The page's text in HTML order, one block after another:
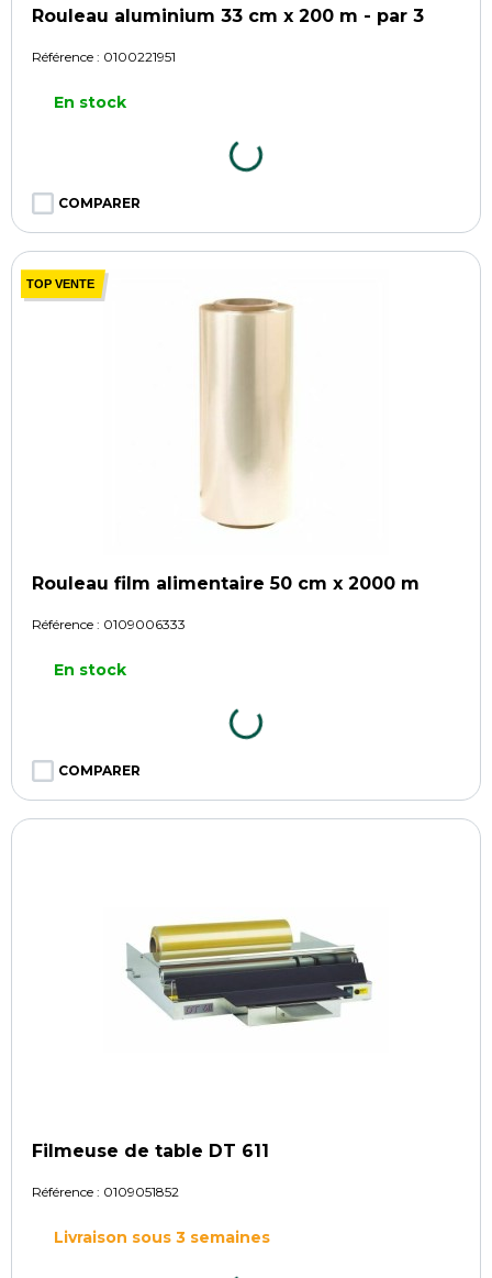
Rouleau aluminium 33 cm x 200 m - par 3
Référence : 0100221951
En stock
COMPARER
TOP VENTE
Rouleau film alimentaire 50 cm x 2000 m
Référence : 0109006333
En stock
COMPARER
Filmeuse de table DT 611
Référence : 0109051852
Livraison sous 3 semaines